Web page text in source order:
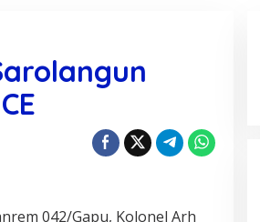
042/Gapu, Kolonel Arh